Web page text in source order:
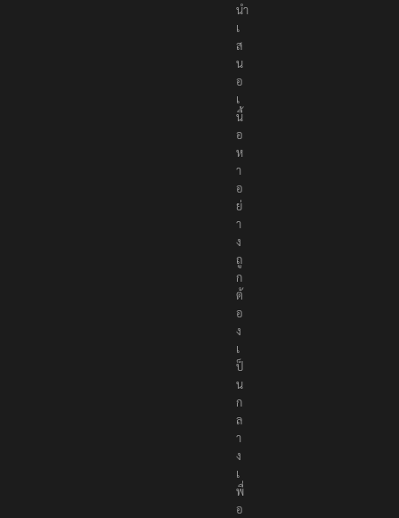
นำ
เ
ส
น
อ
เ
นื้
อ
ห
า
อ
ย่
า
ง
ถู
ก
ต้
อ
ง
เ
ป็
น
ก
ล
า
ง
เ
พื่
อ